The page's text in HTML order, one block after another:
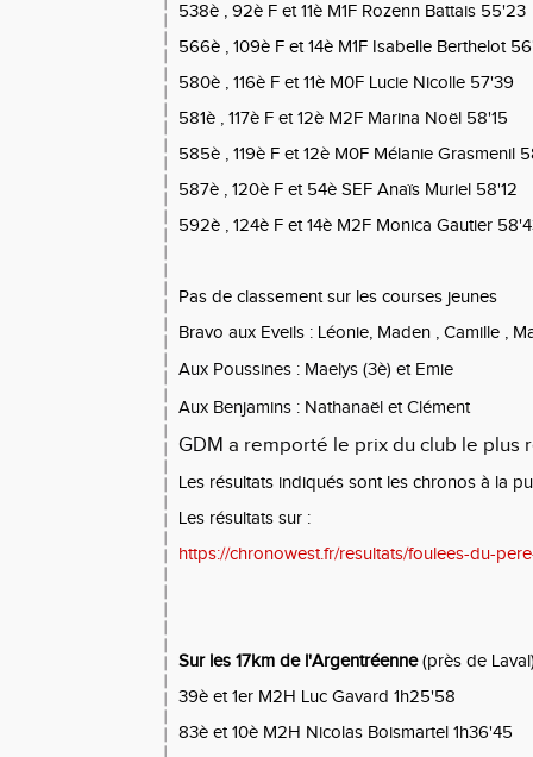
538è , 92è F et 11è M1F Rozenn Battais 55'23
566è , 109è F et 14è M1F Isabelle Berthelot
580è , 116è F et 11è M0F Lucie Nicolle 57'39
581è , 117è F et 12è M2F Marina Noël 58'15
585è , 119è F et 12è M0F Mélanie Grasmenil
587è , 120è F et 54è SEF Anaïs Muriel 58'12
592è , 124è F et 14è M2F Monica Gautier
Pas de classement sur les courses jeunes
Bravo aux Eveils : Léonie, Maden , Camille ,
Aux Poussines : Maelys (3è) et Emie
Aux Benjamins : Nathanaël et Clément
GDM a remporté le prix du club le plus
Les résultats indiqués sont les chronos à la
Les résultats sur :
https://chronowest.fr/resultats/foulees-du-
Sur les 17km de l'Argentréenne(près de
39è et 1er M2H Luc Gavard 1h25'58
83è et 10è M2H Nicolas Boismartel 1h36'45